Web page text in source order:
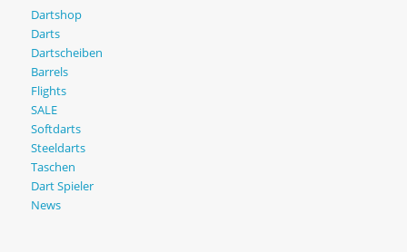
Dartshop
Darts
Dartscheiben
Barrels
Flights
SALE
Softdarts
Steeldarts
Taschen
Dart Spieler
News